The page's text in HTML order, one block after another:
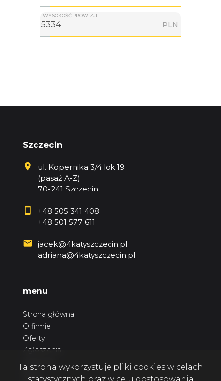
WYSOKOŚĆ PROWIZJI
PLN
Szczecin
ul. Kopernika 3/4 lok.19
(pasaż A-Z)
70-241 Szczecin
+48 505 341 408
+48 501 577 611
jacek@4katyszczecin.pl
adriana@4katyszczecin.pl
menu
Strona główna
O firmie
Oferty
Zgłoszenia
Ta strona wykorzystuje pliki cookies w celach
statystycznych oraz w celu dostosowania